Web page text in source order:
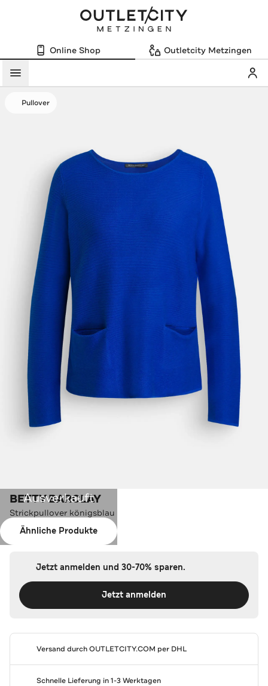
Online Shop Outletcity Metzingen
Menü
Pullover
Ausverkauft
Ähnliche Produkte
BETTY BARCLAY
Strickpullover königsblau
Farbe:königsblau
Jetzt anmelden und 30-70% sparen.
Jetzt anmelden
Versand durchOUTLETCITY.COM per DHL
Schnelle Lieferung in 1-3 Werktagen